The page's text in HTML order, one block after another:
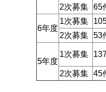
2次募集 65
6年度
1次募集
2次募集 53
5年度
1次募集
2次募集 45